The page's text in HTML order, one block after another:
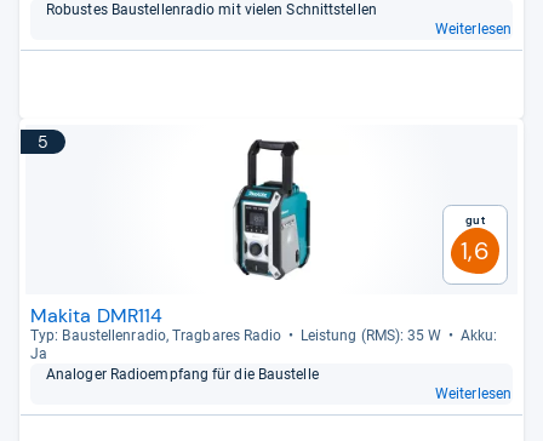
Robus­tes Bau­stel­len­ra­dio mit vie­len Schnitt­stel­len
Weiterlesen
5
Gut
1,6
Makita DMR114
Typ: Bau­stel­len­ra­dio, Trag­ba­res Radio Leis­tung (RMS): 35 W
Akku:
Ja
Ana­lo­ger Radio­emp­fang für die Bau­stelle
Weiterlesen